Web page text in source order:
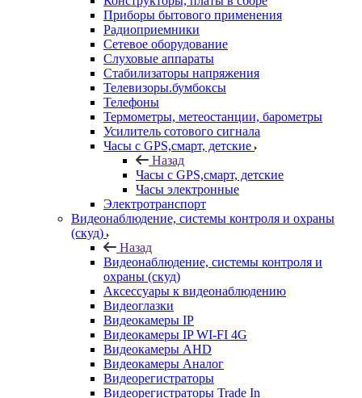
Приборы бытового применения
Радиоприемники
Сетевое оборудование
Слуховые аппараты
Стабилизаторы напряжения
Телевизоры.бумбоксы
Телефоны
Термометры, метеостанции, барометры
Усилитель сотового сигнала
Часы с GPS,смарт, детские
Назад
Часы с GPS,смарт, детские
Часы электронные
Электротранспорт
Видеонаблюдение, системы контроля и охраны
(скуд)
Назад
Видеонаблюдение, системы контроля и
охраны (скуд)
Аксессуары к видеонаблюдению
Видеоглазки
Видеокамеры IP
Видеокамеры IP WI-FI 4G
Видеокамеры AHD
Видеокамеры Аналог
Видеорегистраторы
Видеорегистраторы Trade In